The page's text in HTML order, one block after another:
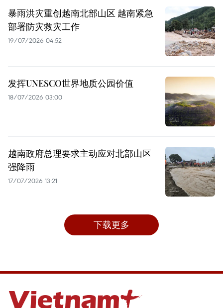
暴雨洪灾重创越南北部山区 越南紧急
部署防灾救灾工作
19/07/2026 04:52
发挥UNESCO世界地质公园价值
18/07/2026 03:00
越南政府总理要求主动应对北部山区
强降雨
17/07/2026 13:21
下载更多